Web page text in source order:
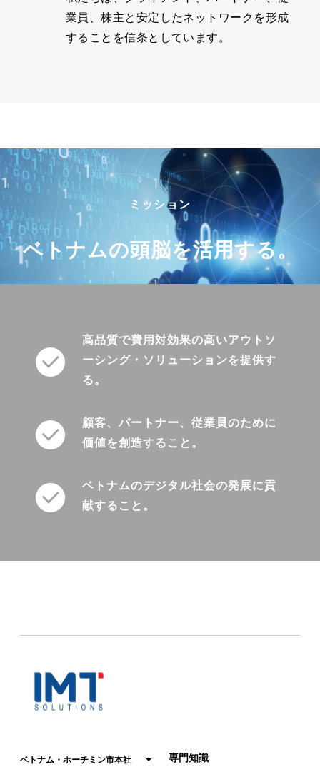
業員、株主と安定したネットワークを形成
することを信条としています。
ミッション
ベトナムの頭脳を活用する。
高品質で費用対効果の高いアウトソ
ーシング・ソリューションを提供す
る。
顧客、パートナー、従業員のために
価値を創造すること。
ベトナムのデジタル社会の発展に貢
献すること。
ベトナム・ホーチミン市本社
専門知識